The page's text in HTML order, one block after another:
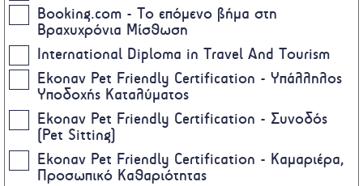
Booking.com - Το επόμενο βήμα στη
Βραχυχρόνια Μίσθωση
International Diploma in Travel And Tourism
Ekonav Pet Friendly Certification - Υπάλληλος
Υποδοχής Καταλύματος
Ekonav Pet Friendly Certification - Συνοδός
(Pet Sitting)
Ekonav Pet Friendly Certification - Καμαριέρα,
Προσωπικό Καθαριότητας